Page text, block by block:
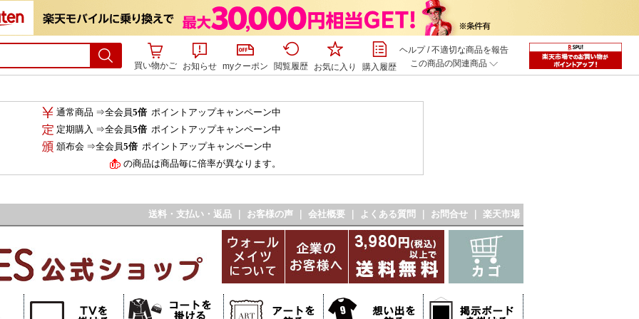
買い物かご お知らせ myクーポン 閲覧履歴 お気に入り 購入履歴
ヘルプ/不適切な商品を報告
この商品の関連商品
通常商品 ⇒全会員5倍ポイントアップキャンペーン中
定期購入 ⇒全会員5倍ポイントアップキャンペーン中
頒布会 ⇒全会員5倍ポイントアップキャンペーン中
の商品は商品毎に倍率が異なります。